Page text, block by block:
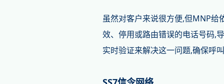
虽然对客户来说很方便,但MNP给
效、停用或路由错误的电话号码,
实时验证来解决这一问题,确保呼